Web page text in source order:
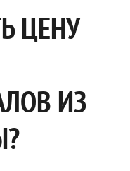
ЦЕНУ
ИЗ